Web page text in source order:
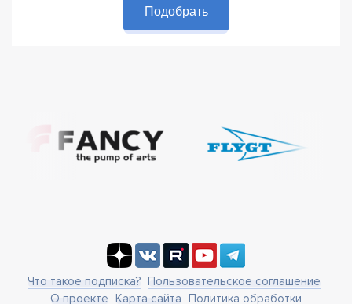
Подобрать
Что такое подписка?
Пользовательское соглашение
О проекте
Карта сайта Политика обработки